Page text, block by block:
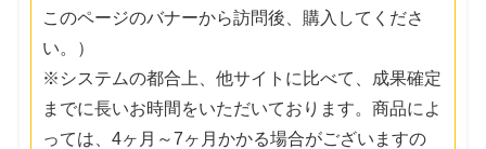
このページのバナーから訪問後、購入してくださ
い。）
※システムの都合上、他サイトに比べて、成果確定
までに長いお時間をいただいております。商品によ
っては、4ヶ月～7ヶ月かかる場合がございますの